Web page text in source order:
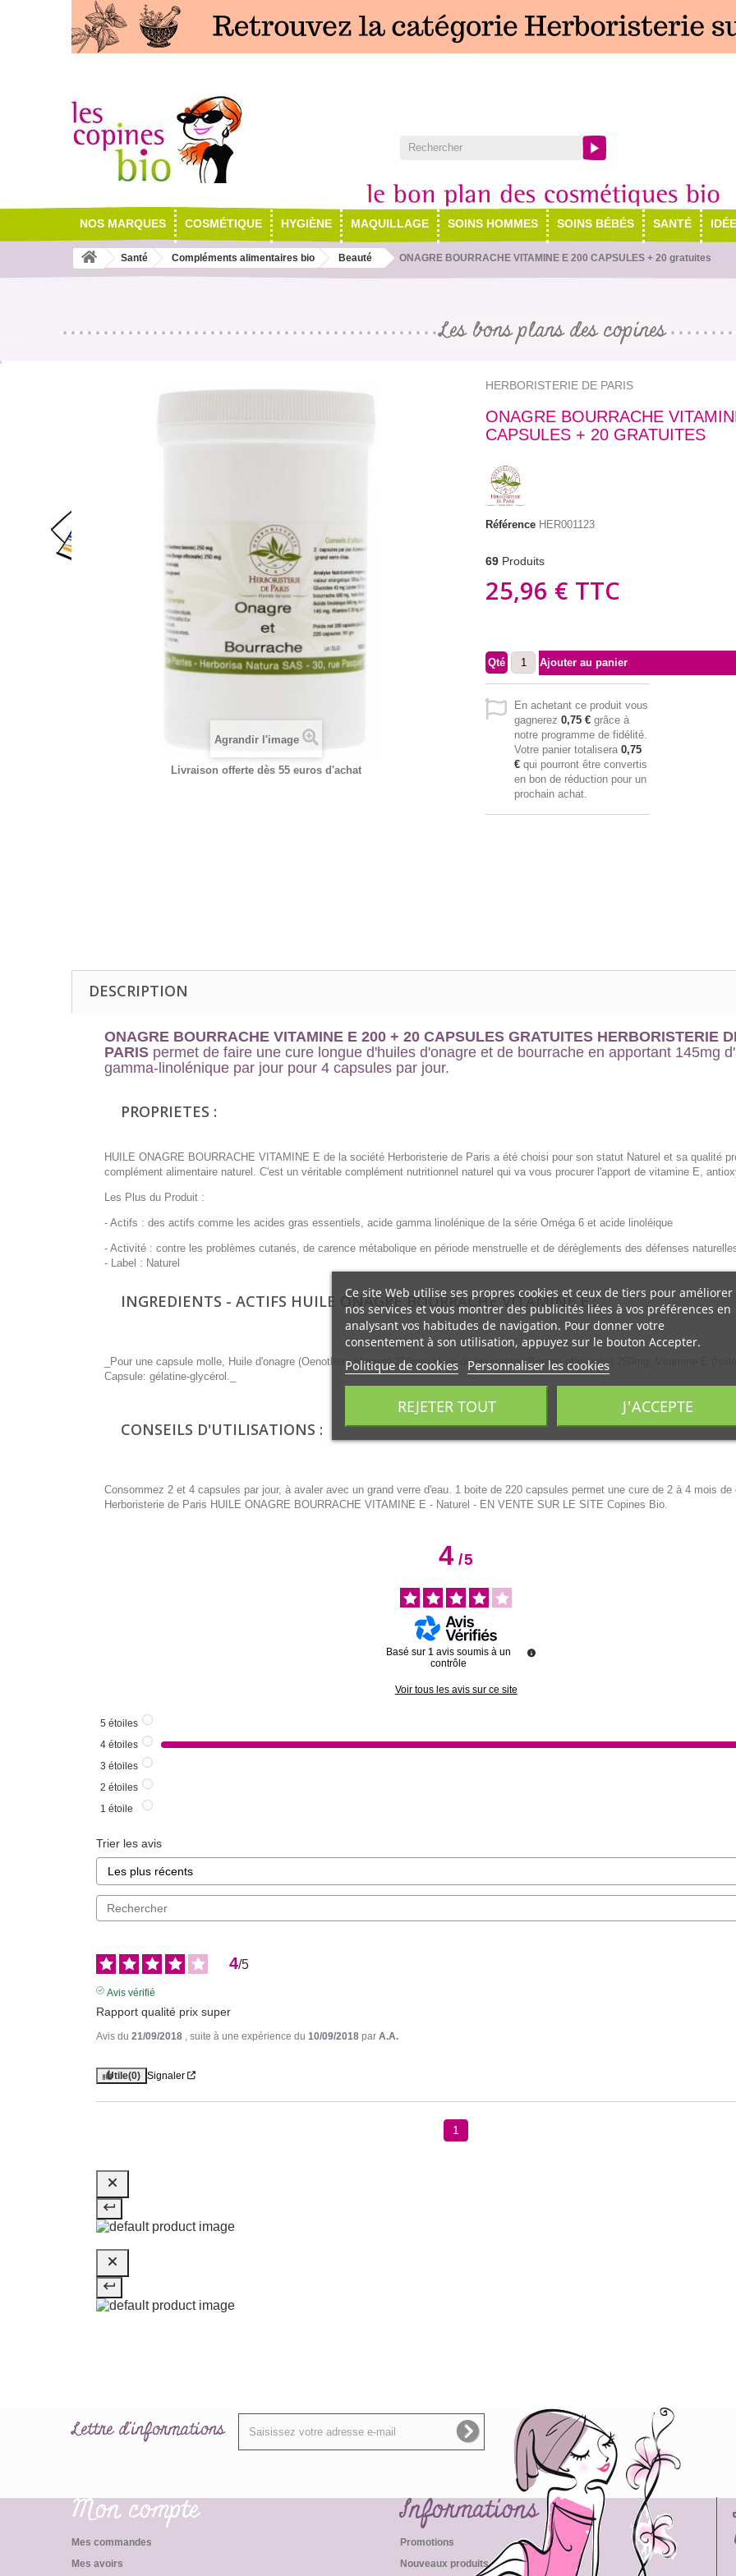
NOS MARQUES COSMÉTIQUE HYGIÈNE MAQUILLAGE SOINS HOMMES SOINS BÉBÉS SANTÉ
Santé Compléments alimentaires bio Beauté ONAGRE BOURRACHE VITAMINE E 200 CAPSULES + 20 gratuites
Les bons plans des copines
Agrandir l'image
Livraison offerte dès 55 euros d'achat
HERBORISTERIE DE PARIS
ONAGRE BOURRACHE
CAPSULES + 20 GRATUITES
Référence HER001123
69 Produits
25,96 € TTC
Qté Ajouter au panier
En achetant ce produit vous
gagnerez 0,75 € grâce à
notre programme de fidélité.
Votre panier totalisera 0,75
€ qui pourront être convertis
en bon de réduction pour un
prochain achat.
DESCRIPTION
ONAGRE BOURRACHE VITAMINE E 200 + 20 CAPSULES GRATUITES HERBORISTERIE
PARIS permet de faire une cure longue d'huiles d'onagre et de bourrache en apportant 145mg
gamma-linolénique par jour pour 4 capsules par jour.
PROPRIETES :
HUILE ONAGRE BOURRACHE VITAMINE E de la société Herboristerie de Paris a été choisi pour son statut Naturel et sa qualité
complément alimentaire naturel. C'est un véritable complément nutritionnel naturel qui va vous procurer l'apport de vitamine E,
Les Plus du Produit :
- Actifs : des actifs comme les acides gras essentiels, acide gamma linolénique de la série Oméga 6 et acide linoléique
- Activité : contre les problèmes cutanés, de carence métabolique en période menstruelle et de dérèglements des défenses
- Label : Naturel
INGREDIENTS - ACTIFS HUILE ONAGRE BOURRACHE VITAMINE E :
_Pour une capsule molle, Huile d'onagre (Oenothera blennis) 250mg, Huile de bourrache (Borago officinalis) 250mg, Vitamine E
Capsule: gélatine-glycérol._
CONSEILS D'UTILISATIONS :
Consommez 2 et 4 capsules par jour, à avaler avec un grand verre d'eau. 1 boite de 220 capsules permet une cure de 2 à 4 mois de
Herboristerie de Paris HUILE ONAGRE BOURRACHE VITAMINE E - Naturel - EN VENTE SUR LE SITE Copines Bio.
4/5
Basé sur1 avis soumis à un
contrôle
Voir tous les avis sur ce site
5 étoiles
4 étoiles
3 étoiles
2 étoiles
1 étoile
Trier les avis
4/5
Avis vérifié
Rapport qualité prix super
Avis du 21/09/2018 , suite à une expérience du 10/09/2018 par A.A.
Utile(0) Signaler
1
Ce site Web utilise ses propres cookies et ceux de tiers pour améliorer
nos services et vous montrer des publicités liées à vos préférences en
analysant vos habitudes de navigation. Pour donner votre
consentement à son utilisation, appuyez sur le bouton Accepter.
Politique de cookies Personnaliser les cookies
REJETER TOUT J'ACCEPTE
Lettre d'informations
Mon compte
Mes commandes
Mes avoirs
Informations
Promotions
Nouveaux produits